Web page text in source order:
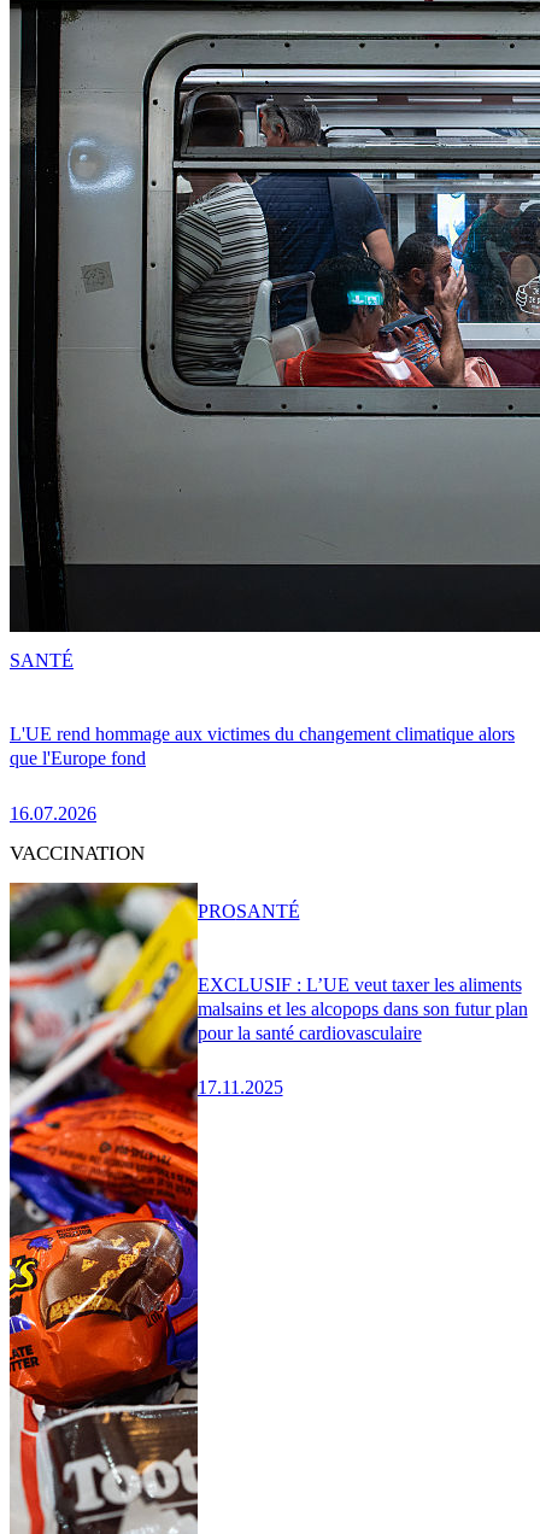
L'UE rend hommage aux victimes du changement climatique alors
que l'Europe fond
16.07.2026
SANTÉ
VACCINATION
EXCLUSIF : L’UE veut taxer les aliments
malsains et les alcopops dans son futur plan
pour la santé cardiovasculaire
17.11.2025
PROSANTÉ